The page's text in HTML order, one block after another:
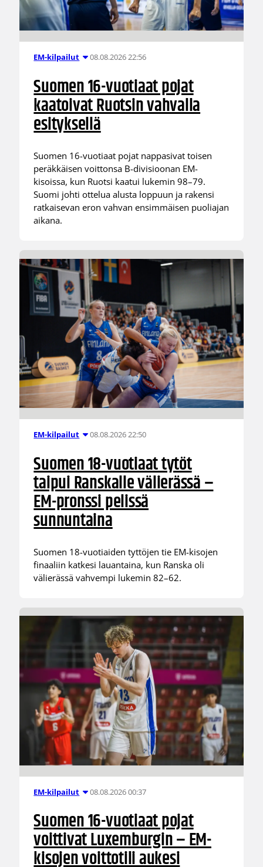
EM-kilpailut 08.08.2026 22:56
Suomen 16-vuotiaat pojat
kaatoivat Ruotsin vahvalla
esityksellä
Suomen 16-vuotiaat pojat nappasivat toisen
peräkkäisen voittonsa B-divisioonan EM-
kisoissa, kun Ruotsi kaatui lukemin 98–79.
Suomi johti ottelua alusta loppuun ja rakensi
ratkaisevan eron vahvan ensimmäisen puoliajan
aikana.
EM-kilpailut 08.08.2026 22:50
Suomen 18-vuotiaat tytöt
taipui Ranskalle välierässä –
EM-pronssi pelissä
sunnuntaina
Suomen 18-vuotiaiden tyttöjen tie EM-kisojen
finaaliin katkesi lauantaina, kun Ranska oli
välierässä vahvempi lukemin 82–62.
EM-kilpailut 08.08.2026 00:37
Suomen 16-vuotiaat pojat
voittivat Luxemburgin – EM-
kisojen voittotili aukesi